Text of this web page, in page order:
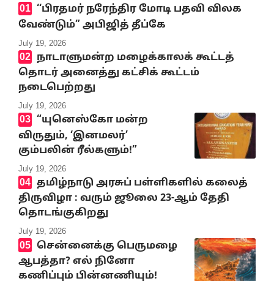
‘‘பிரதமர் நரேந்திர மோடி பதவி விலக
வேண்டும்” அபிஜித் தீப்கே
July 19, 2026
நாடாளுமன்ற மழைக்காலக் கூட்டத்
தொடர் அனைத்து கட்சிக் கூட்டம்
நடைபெற்றது
July 19, 2026
“யுனெஸ்கோ மன்ற
விருதும், ‘இனமலர்’
கும்பலின் ரீல்களும்!”
July 19, 2026
தமிழ்நாடு அரசுப் பள்ளிகளில் கலைத்
திருவிழா : வரும் ஜூலை 23-ஆம் தேதி
தொடங்குகிறது
July 19, 2026
சென்னைக்கு பெருமழை
ஆபத்தா? எல் நினோ
கணிப்பும் பின்னணியும்!